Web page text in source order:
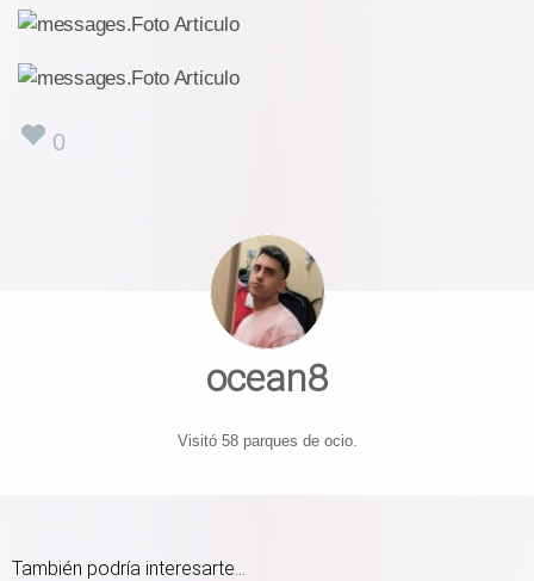
0
ocean8
Visitó 58 parques de ocio.
También podría interesarte...